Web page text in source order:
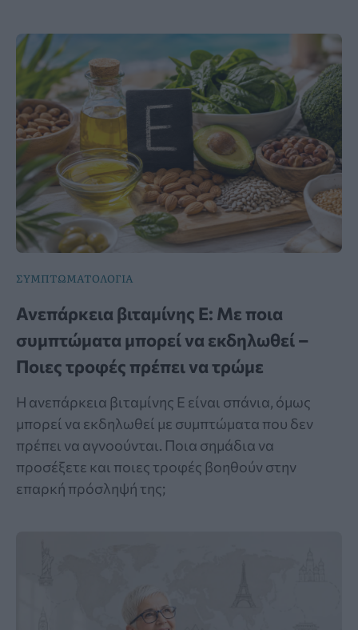
ΣΥΜΠΤΩΜΑΤΟΛΟΓΙΑ
Ανεπάρκεια βιταμίνης Ε: Με ποια
συμπτώματα μπορεί να εκδηλωθεί –
Ποιες τροφές πρέπει να τρώμε
Η ανεπάρκεια βιταμίνης Ε είναι σπάνια, όμως
μπορεί να εκδηλωθεί με συμπτώματα που δεν
πρέπει να αγνοούνται. Ποια σημάδια να
προσέξετε και ποιες τροφές βοηθούν στην
επαρκή πρόσληψή της;